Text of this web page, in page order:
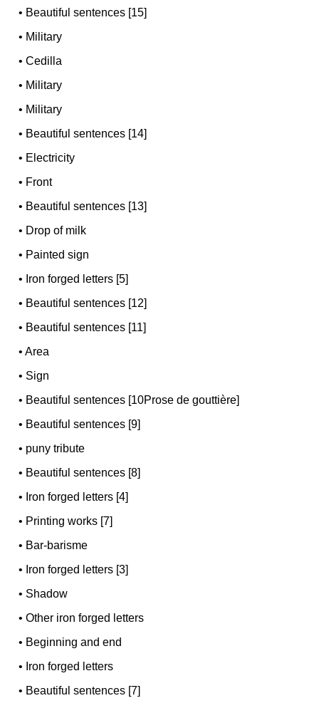
• Beautiful sentences [15]
• Military
•Cedilla
• Military
• Military
• Beautiful sentences [14]
• Electricity
• Front
• Beautiful sentences [13]
• Drop of milk
• Painted sign
• Iron forged letters [5]
• Beautiful sentences [12]
• Beautiful sentences [11]
•Area
• Sign
• Beautiful sentences [10Prose de gouttière]
• Beautiful sentences [9]
• puny tribute
• Beautiful sentences [8]
• Iron forged letters [4]
• Printing works [7]
• Bar-barisme
• Iron forged letters [3]
• Shadow
•Other iron forged letters
• Beginning and end
• Iron forged letters
• Beautiful sentences [7]